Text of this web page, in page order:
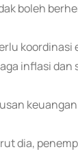
boleh
inflasi
dia,